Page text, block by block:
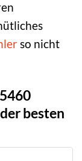
so nicht
besten